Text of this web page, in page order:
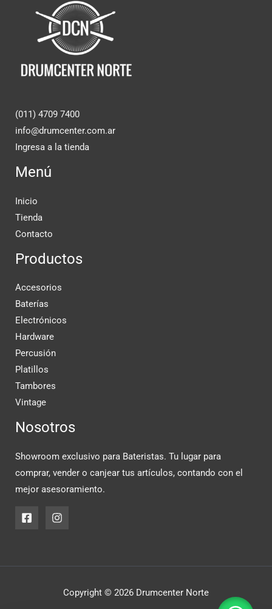
(011) 4709 7400
info@drumcenter.com.ar
Ingresa a la tienda
Menú
Inicio
Tienda
Contacto
Productos
Accesorios
Baterías
Electrónicos
Hardware
Percusión
Platillos
Tambores
Vintage
Nosotros
Showroom exclusivo para Bateristas. Tu lugar para
comprar, vender o canjear tus artículos, contando con el
mejor asesoramiento.
Copyright © 2026 Drumcenter Norte